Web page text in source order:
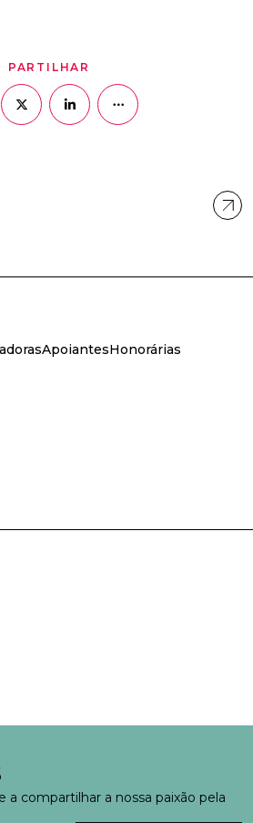
PARTILHAR
ApoiantesHonorárias
a compartilhar a nossa paixão pela